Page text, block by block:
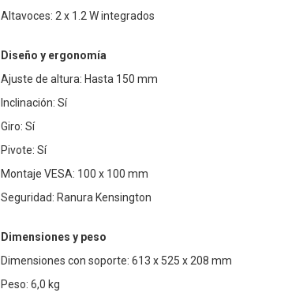
Altavoces: 2 x 1.2 W integrados
Diseño y ergonomía
Ajuste de altura: Hasta 150 mm
Inclinación: Sí
Giro: Sí
Pivote: Sí
Montaje VESA: 100 x 100 mm
Seguridad: Ranura Kensington
Dimensiones y peso
Dimensiones con soporte: 613 x 525 x 208 mm
Peso: 6,0 kg